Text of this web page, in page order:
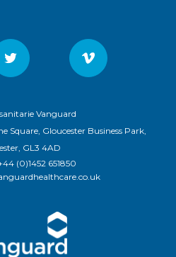
Vanguard
Square, Gloucester Business Park,
GL3 4AD
(0)1452 651850